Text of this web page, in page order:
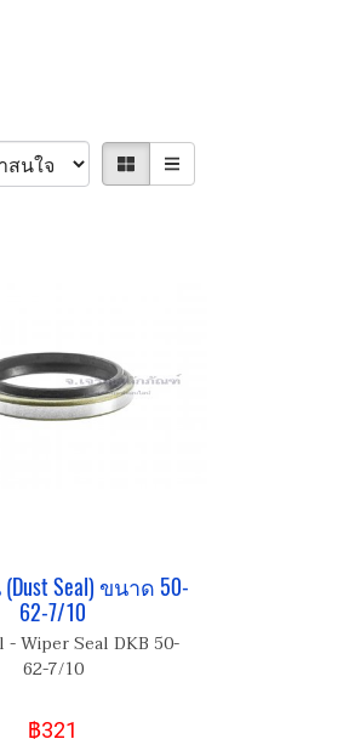
Seal) ขนาด 50-
62-7/10
- Wiper Seal DKB 50-
62-7/10
฿321